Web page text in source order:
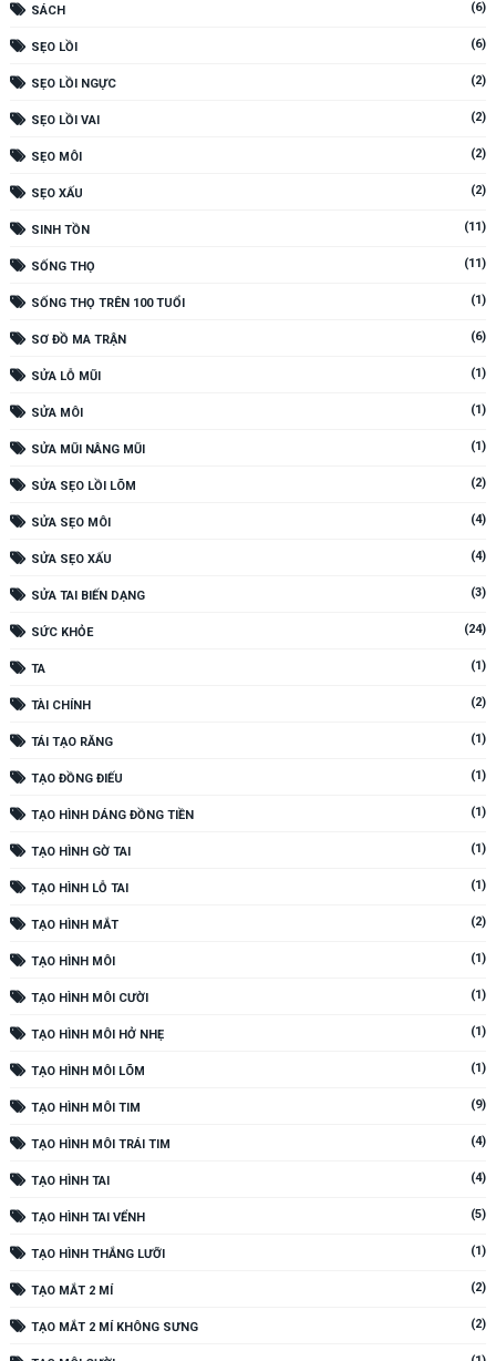
SÁCH (6)
SẸO LỒI (6)
SẸO LỒI NGỰC (2)
SẸO LỒI VAI (2)
SẸO MÔI (2)
SẸO XẤU (2)
SINH TỒN (11)
SỐNG THỌ (11)
SỐNG THỌ TRÊN 100 TUỔI (1)
SƠ ĐỒ MA TRẬN (6)
SỬA LỖ MŨI (1)
SỬA MÔI (1)
SỬA MŨI NÂNG MŨI (1)
SỬA SẸO LỒI LÕM (2)
SỬA SẸO MÔI (4)
SỬA SẸO XẤU (4)
SỬA TAI BIẾN DẠNG (3)
SỨC KHỎE (24)
TA (1)
TÀI CHÍNH (2)
TÁI TẠO RĂNG (1)
TẠO ĐỒNG ĐIẾU (1)
TẠO HÌNH DÁNG ĐỒNG TIỀN (1)
TẠO HÌNH GỜ TAI (1)
TẠO HÌNH LỖ TAI (1)
TẠO HÌNH MẮT (2)
TẠO HÌNH MÔI (1)
TẠO HÌNH MÔI CƯỜI (1)
TẠO HÌNH MÔI HỞ NHẸ (1)
TẠO HÌNH MÔI LÕM (1)
TẠO HÌNH MÔI TIM (9)
TẠO HÌNH MÔI TRÁI TIM (4)
TẠO HÌNH TAI (4)
TẠO HÌNH TAI VỂNH (5)
TẠO HÌNH THẮNG LƯỠI (1)
TẠO MẮT 2 MÍ (2)
TẠO MẮT 2 MÍ KHÔNG SƯNG (2)